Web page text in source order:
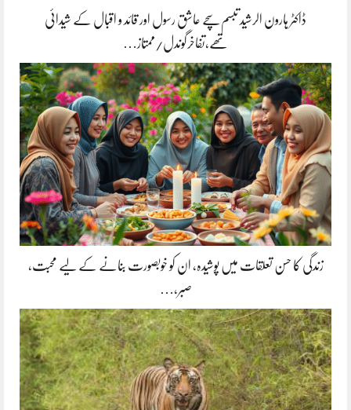
ڈاکٹر ہارون الرشید تبسم سچے عاشق رسول اور قائد و اقبال کے شیدائی
تھے،تفاخرگوندل/ممتاز…
زندگی کا حسن تعلقات میں پوشیدہ, ان کو خوبصورت بنانے کے لیے محبت،
صبر،…